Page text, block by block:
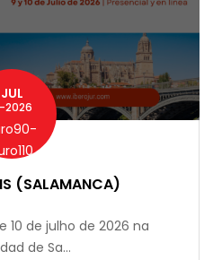
JUL
2026
(SALAMANCA)
10 de julho de 2026 na
de Sa...